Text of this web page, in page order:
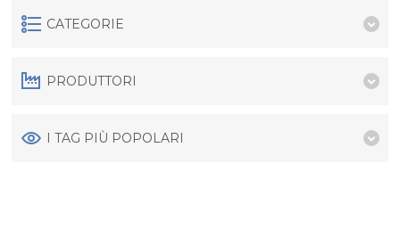
CATEGORIE
PRODUTTORI
I TAG PIÙ POPOLARI